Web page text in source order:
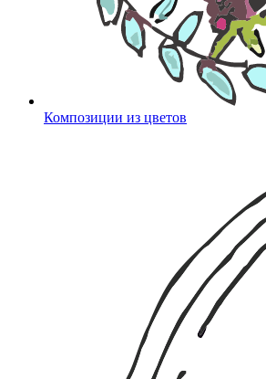
Композиции из цветов